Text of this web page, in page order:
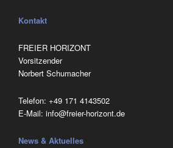
Kontakt
FREIER HORIZONT
Vorsitzender
Norbert Schumacher
Telefon: ‭+49 171 4143502
E-Mail: info@freier-horizont.de
News & Aktuelles